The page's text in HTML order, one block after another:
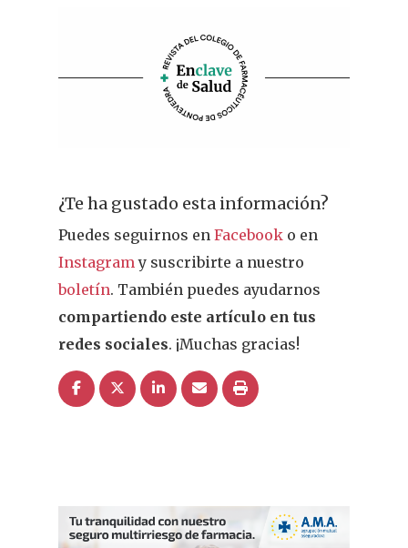
¿Te ha gustado esta información?
Puedes seguirnos enFacebook o en
Instagram y suscribirte a nuestro
boletín. También puedes ayudarnos
compartiendo este artículo en tus
redes sociales. ¡Muchas gracias!
Actualidad
¿Sabías
I Jornada Gallega De
Dermofarmacia
Problemas
Salud
Nutrición
Fitoterapia
La Voz De